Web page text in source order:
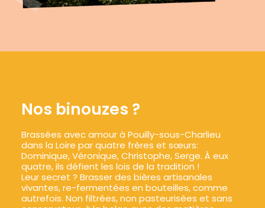
Nos binouzes ?
Brassées avec amour à Pouilly-sous-Charlieu
dans la Loire par quatre frères et sœurs:
Dominique, Véronique, Christophe, Serge. À eux
quatre, ils défient les lois de la tradition !
Leur secret ? Brasser des bières artisanales
vivantes, re-fermentées en bouteilles, comme
autrefois. Non filtrées, non pasteurisées et sans